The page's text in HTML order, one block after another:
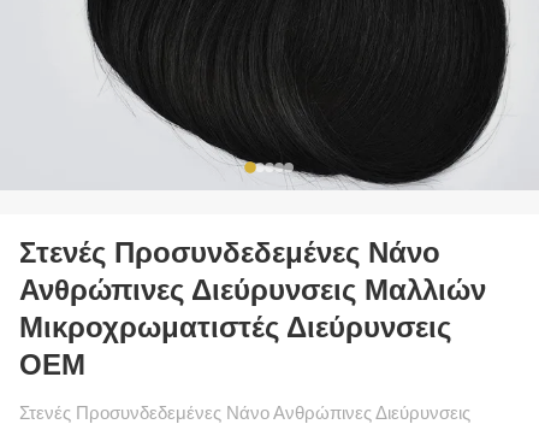
Στενές Προσυνδεδεμένες Νάνο
Ανθρώπινες Διεύρυνσεις Μαλλιών
Μικροχρωματιστές Διεύρυνσεις
OEM
Στενές Προσυνδεδεμένες Νάνο Ανθρώπινες Διεύρυνσεις